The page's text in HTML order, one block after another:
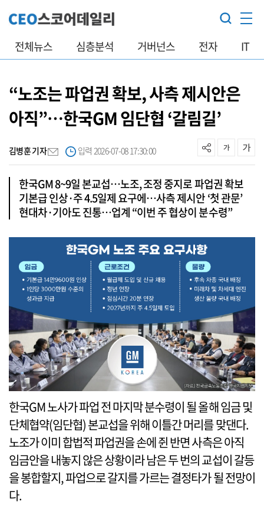
전체뉴스 심층분석 거버넌스 전자 IT
“노조는 파업권 확보, 사측 제시안은
아직”…한국GM 임단협 ‘갈림길’
김병훈 기자 입력 2026-07-08 17:30:00
한국GM 8~9일 본교섭…노조, 조정 중지로 파업권 확보
기본급 인상·주 4.5일제 요구에…사측 제시안 ‘첫 관문’
현대차·기아도 진통…업계 “이번 주 협상이 분수령”
한국GM 노사가 파업 전 마지막 분수령이 될 올해 임금 및
단체협약(임단협) 본교섭을 위해 이틀간 머리를 맞댄다.
노조가 이미 합법적 파업권을 손에 쥔 반면 사측은 아직
임금안을 내놓지 않은 상황이라 남은 두 번의 교섭이 갈등
을 봉합할지, 파업으로 갈지를 가르는 결정타가 될 전망이
다.